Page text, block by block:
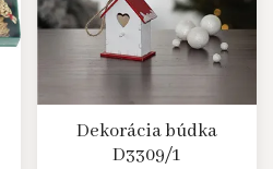
Dekorácia búdka
D3309/1